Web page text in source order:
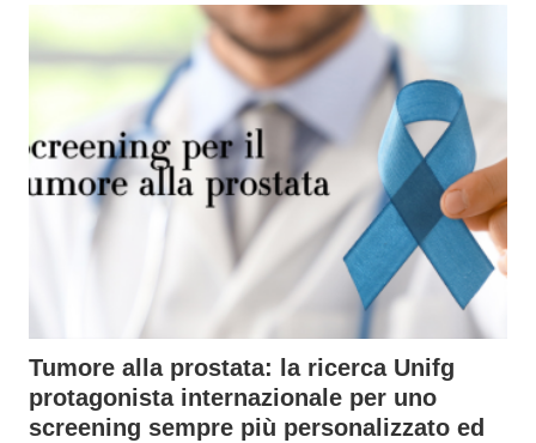
Tumore alla prostata: la ricerca Unifg
protagonista internazionale per uno
screening sempre più personalizzato ed